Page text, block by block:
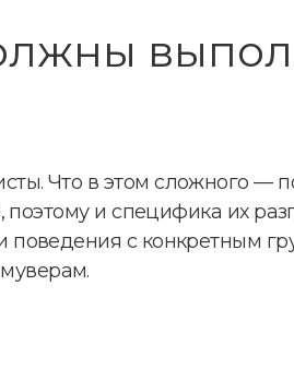
Что в этом сложного —
и специфика их
с конкретным